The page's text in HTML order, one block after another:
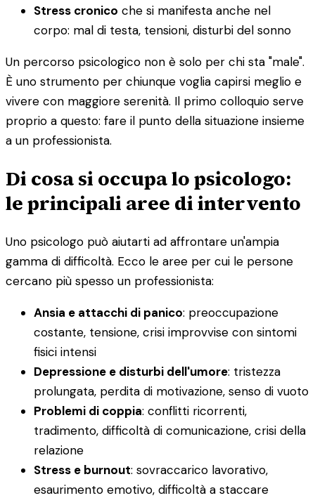
Stress cronico che si manifesta anche nel
corpo: mal di testa, tensioni, disturbi del sonno
Un percorso psicologico non è solo per chi sta "male".
È uno strumento per chiunque voglia capirsi meglio e
vivere con maggiore serenità. Il primo colloquio serve
proprio a questo: fare il punto della situazione insieme
a un professionista.
Di cosa si occupa lo psicologo:
le principali aree di intervento
Uno psicologo può aiutarti ad affrontare un'ampia
gamma di difficoltà. Ecco le aree per cui le persone
cercano più spesso un professionista:
Ansia e attacchi di panico: preoccupazione
costante, tensione, crisi improvvise con sintomi
fisici intensi
Depressione e disturbi dell'umore: tristezza
prolungata, perdita di motivazione, senso di vuoto
Problemi di coppia: conflitti ricorrenti,
tradimento, difficoltà di comunicazione, crisi della
relazione
Stress e burnout: sovraccarico lavorativo,
esaurimento emotivo, difficoltà a staccare